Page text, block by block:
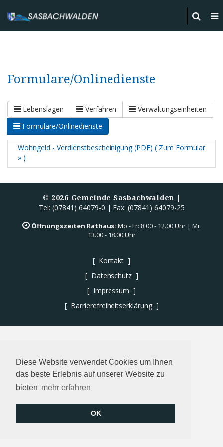
Diese Website verwendet Cookies um Ihnen
das beste Erlebnis auf unserer Website zu
bieten mehr erfahren
OK
Formulare/Onlinedienste
Lebenslagen Verfahren
Verwaltungseinheiten
Formulare/Onlinedienste
Wohngeld - Verdienstbescheinigung (PDF) ( Zum Formular
» )
© 2026 Gemeinde Sasbachwalden |
Tel: (07841) 64079-0 | Fax: (07841) 64079-25
Öffnungszeiten Rathaus: Mo - Fr: 8.00 - 12.00 Uhr | Mi:
13.00 - 18.00 Uhr
Kontakt
Datenschutz
Impressum
Barrierefreiheitserklärung